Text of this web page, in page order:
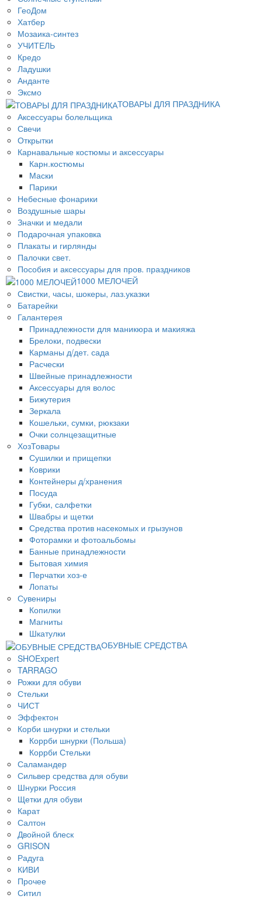
ГеоДом
Хатбер
Мозаика-синтез
УЧИТЕЛЬ
Кредо
Ладушки
Анданте
Эксмо
ТОВАРЫ ДЛЯ ПРАЗДНИКА
Аксессуары болельщика
Свечи
Открытки
Карнавальные костюмы и аксессуары
Карн.костюмы
Маски
Парики
Небесные фонарики
Воздушные шары
Значки и медали
Подарочная упаковка
Плакаты и гирлянды
Палочки свет.
Пособия и аксессуары для пров. праздников
1000 МЕЛОЧЕЙ
Свистки, часы, шокеры, лаз.указки
Батарейки
Галантерея
Принадлежности для маникюра и макияжа
Брелоки, подвески
Карманы д/дет. сада
Расчески
Швейные принадлежности
Аксессуары для волос
Бижутерия
Зеркала
Кошельки, сумки, рюкзаки
Очки солнцезащитные
ХозТовары
Сушилки и прищепки
Коврики
Контейнеры д/хранения
Посуда
Губки, салфетки
Швабры и щетки
Средства против насекомых и грызунов
Фоторамки и фотоальбомы
Банные принадлежности
Бытовая химия
Перчатки хоз-е
Лопаты
Сувениры
Копилки
Магниты
Шкатулки
ОБУВНЫЕ СРЕДСТВА
SHOExpert
TARRAGO
Рожки для обуви
Стельки
ЧИСТ
Эффектон
Корби шнурки и стельки
Коррби шнурки (Польша)
Коррби Стельки
Саламандер
Сильвер средства для обуви
Шнурки Россия
Щетки для обуви
Карат
Салтон
Двойной блеск
GRISON
Радуга
КИВИ
Прочее
Ситил